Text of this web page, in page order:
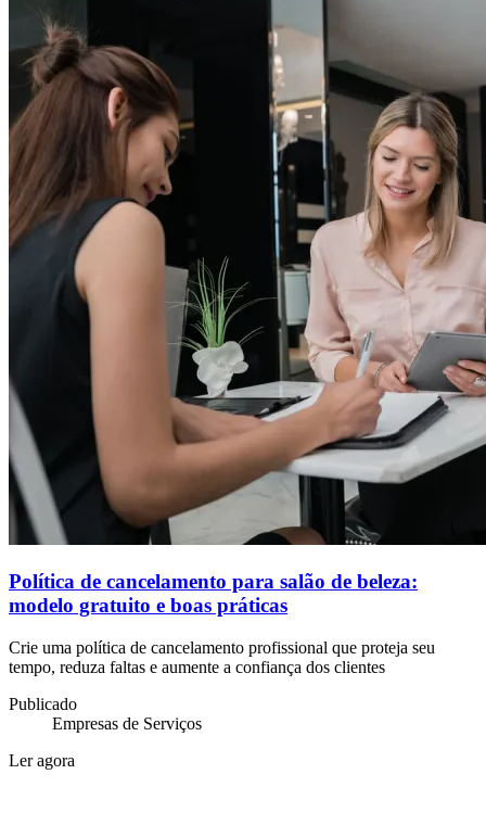
Política de cancelamento para salão de beleza:
modelo gratuito e boas práticas
Crie uma política de cancelamento profissional que proteja seu
tempo, reduza faltas e aumente a confiança dos clientes
Publicado
Empresas de Serviços
Ler agora